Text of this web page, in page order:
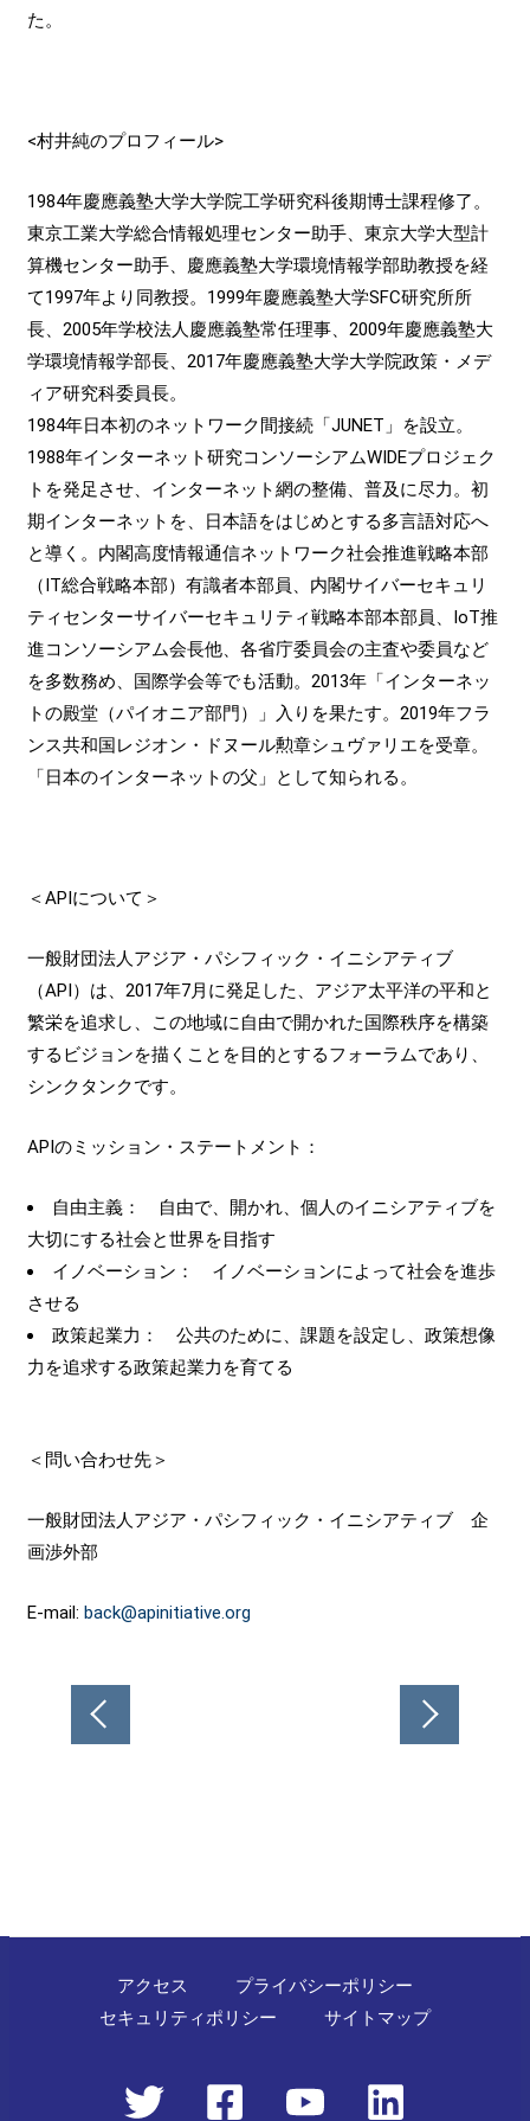
た。
<村井純のプロフィール>
1984年慶應義塾大学大学院工学研究科後期博士課程修了。
東京工業大学総合情報処理センター助手、東京大学大型計
算機センター助手、慶應義塾大学環境情報学部助教授を経
て1997年より同教授。1999年慶應義塾大学SFC研究所所
長、2005年学校法人慶應義塾常任理事、2009年慶應義塾大
学環境情報学部長、2017年慶應義塾大学大学院政策・メデ
ィア研究科委員長。
1984年日本初のネットワーク間接続「JUNET」を設立。
1988年インターネット研究コンソーシアムWIDEプロジェク
トを発足させ、インターネット網の整備、普及に尽力。初
期インターネットを、日本語をはじめとする多言語対応へ
と導く。内閣高度情報通信ネットワーク社会推進戦略本部
（IT総合戦略本部）有識者本部員、内閣サイバーセキュリ
ティセンターサイバーセキュリティ戦略本部本部員、IoT推
進コンソーシアム会長他、各省庁委員会の主査や委員など
を多数務め、国際学会等でも活動。2013年「インターネッ
トの殿堂（パイオニア部門）」入りを果たす。2019年フラ
ンス共和国レジオン・ドヌール勲章シュヴァリエを受章。
「日本のインターネットの父」として知られる。
＜APIについて＞
一般財団法人アジア・パシフィック・イニシアティブ
（API）は、2017年7月に発足した、アジア太平洋の平和と
繁栄を追求し、この地域に自由で開かれた国際秩序を構築
するビジョンを描くことを目的とするフォーラムであり、
シンクタンクです。
APIのミッション・ステートメント：
自由主義： 自由で、開かれ、個人のイニシアティブを
大切にする社会と世界を目指す
イノベーション： イノベーションによって社会を進歩
させる
政策起業力： 公共のために、課題を設定し、政策想像
力を追求する政策起業力を育てる
＜問い合わせ先＞
一般財団法人アジア・パシフィック・イニシアティブ 企
画渉外部
E-mail:back@apinitiative.org
アクセス
プライバシーポリシー
セキュリティポリシー
サイトマップ